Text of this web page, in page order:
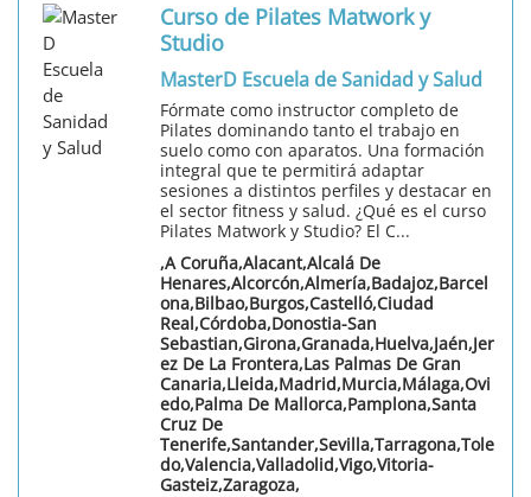
Curso de Pilates Matwork y
Studio
MasterD Escuela de Sanidad y Salud
Fórmate como instructor completo de
Pilates dominando tanto el trabajo en
suelo como con aparatos. Una formación
integral que te permitirá adaptar
sesiones a distintos perfiles y destacar en
el sector fitness y salud. ¿Qué es el curso
Pilates Matwork y Studio? El C...
,A Coruña,Alacant,Alcalá De
Henares,Alcorcón,Almería,Badajoz,Barcel
ona,Bilbao,Burgos,Castelló,Ciudad
Real,Córdoba,Donostia-San
Sebastian,Girona,Granada,Huelva,Jaén,Jer
ez De La Frontera,Las Palmas De Gran
Canaria,Lleida,Madrid,Murcia,Málaga,Ovi
edo,Palma De Mallorca,Pamplona,Santa
Cruz De
Tenerife,Santander,Sevilla,Tarragona,Tole
do,Valencia,Valladolid,Vigo,Vitoria-
Gasteiz,Zaragoza,